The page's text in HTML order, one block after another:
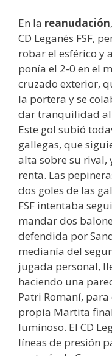
En la reanudación
CD Leganés FSF,
robar el esférico y
ponía el 2-0 en el
cruzado exterior,
la portera y se
dar tranquilidad al
Este gol subió
gallegas, que
alta sobre su
renta. Las
dos goles de las
FSF intentaba
mandar dos
defendida por
medianía del
jugada personal,
haciendo una
Patri Romaní,
propia Martita
luminoso. El CD
líneas de presión